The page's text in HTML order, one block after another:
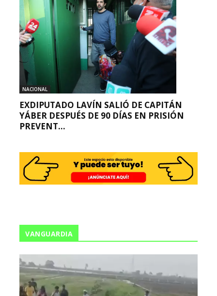
NACIONAL
EXDIPUTADO LAVÍN SALIÓ DE CAPITÁN
YÁBER DESPUÉS DE 90 DÍAS EN PRISIÓN
PREVENT...
VANGUARDIA